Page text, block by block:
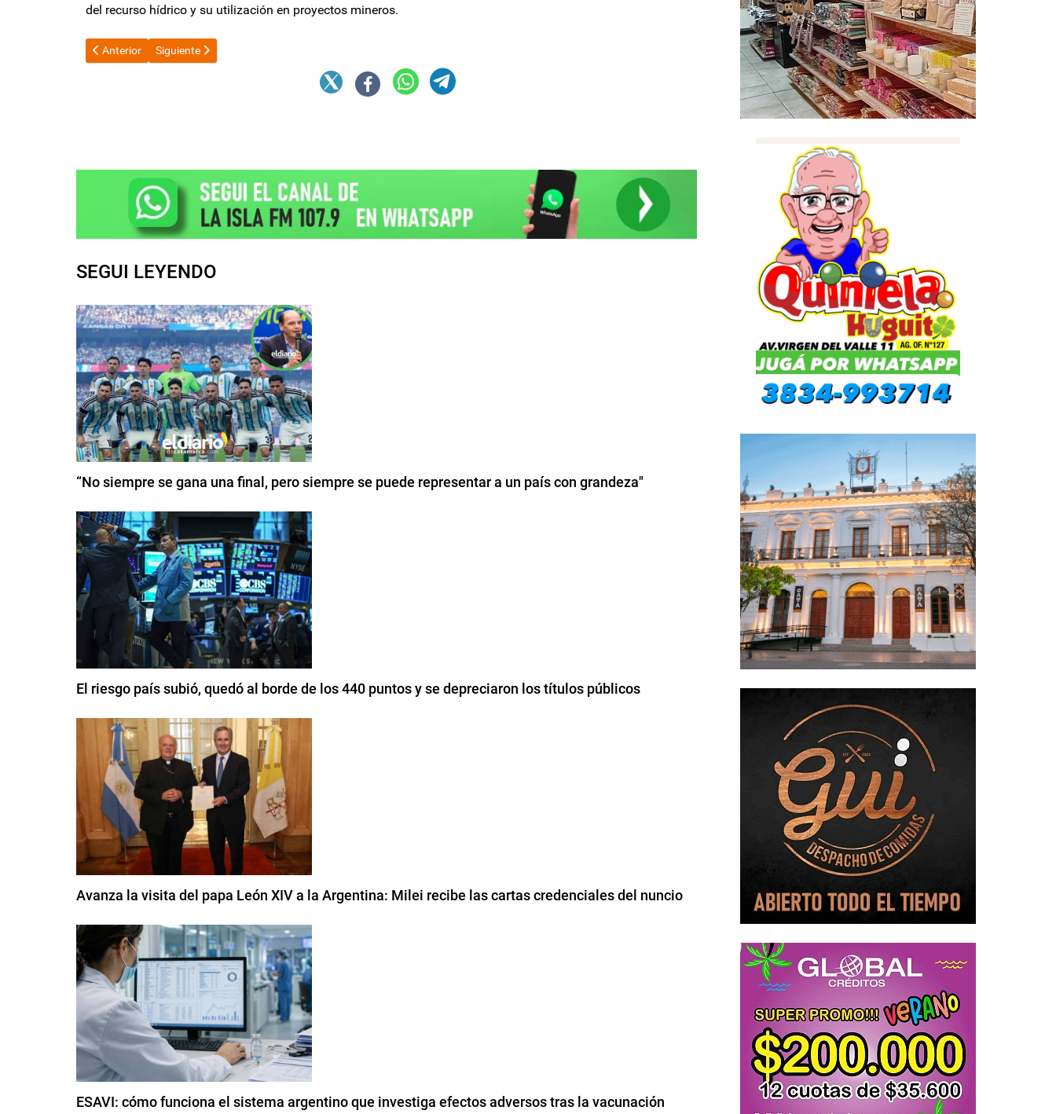
del recurso hídrico y su utilización en proyectos mineros.
Artículo anterior: Nueva instancia de diálogo por situación del transporte público en Catamarca
Anterior Artículo siguiente: Jalil habló de las PASO, Ficha Limpia y la Boleta Única de Papel
Siguiente
SEGUI LEYENDO
“No siempre se gana una final, pero siempre se puede representar a un país con grandeza"
El riesgo país subió, quedó al borde de los 440 puntos y se depreciaron los títulos públicos
Avanza la visita del papa León XIV a la Argentina: Milei recibe las cartas credenciales del nuncio
ESAVI: cómo funciona el sistema argentino que investiga efectos adversos tras la vacunación